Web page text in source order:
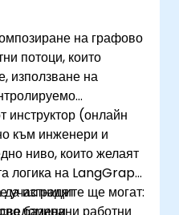
на графово
потоци, които
използване на
инструктор (онлайн
към инженери и
ниво, които желаят
логика на LangGraph
да изградят
участниците ще могат: